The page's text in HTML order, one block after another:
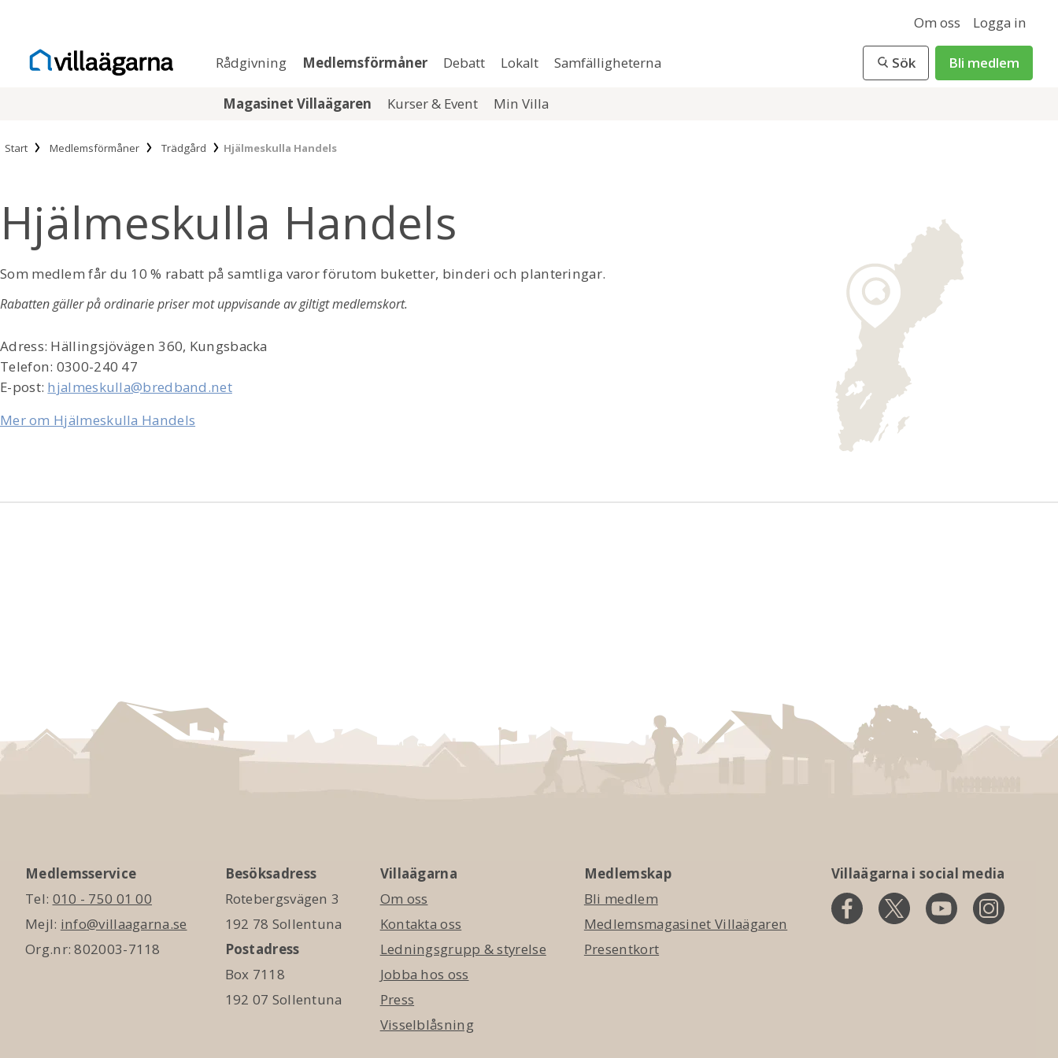
Om oss Logga in
Rådgivning Medlemsförmåner Debatt Lokalt Samfälligheterna Sök Bli medlem
Magasinet Villaägaren Kurser & Event Min Villa
Start Medlemsförmåner Trädgård Hjälmeskulla Handels
Hjälmeskulla Handels
Som medlem får du 10 % rabatt på samtliga varor förutom buketter, binderi och planteringar.
Rabatten gäller på ordinarie priser mot uppvisande av giltigt medlemskort.
Adress: Hällingsjövägen 360, Kungsbacka
Telefon: 0300-240 47
E-post: hjalmeskulla@bredband.net
Mer om Hjälmeskulla Handels
Medlemsservice
Tel: 010 - 750 01 00
Mejl: info@villaagarna.se
Org.nr: 802003-7118
Besöksadress
Rotebergsvägen 3
192 78 Sollentuna
Postadress
Box 7118
192 07 Sollentuna
Villaägarna
Om oss
Kontakta oss
Ledningsgrupp & styrelse
Jobba hos oss
Press
Visselblåsning
Medlemskap
Bli medlem
Medlemsmagasinet Villaägaren
Presentkort
Villaägarna i social media